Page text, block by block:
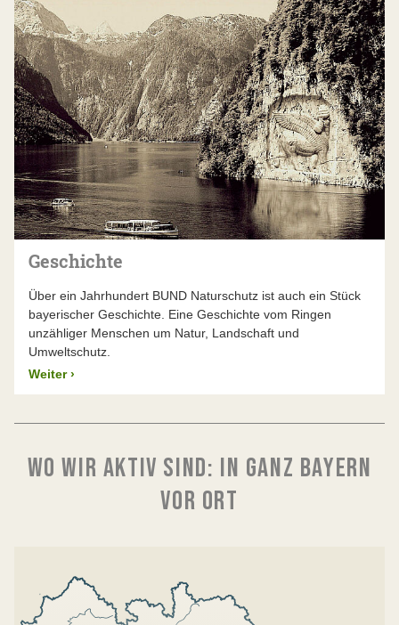
Geschichte
Über ein Jahrhundert BUND Naturschutz ist auch ein Stück
bayerischer Geschichte. Eine Geschichte vom Ringen
unzähliger Menschen um Natur, Landschaft und
Umweltschutz.
Weiter ›
WO WIR AKTIV SIND: IN GANZ BAYERN
VOR ORT